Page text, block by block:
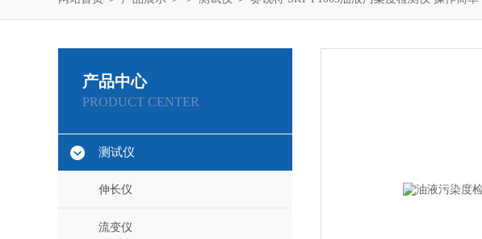
产品中心
PRODUCT CENTER
测试仪
伸长仪
流变仪